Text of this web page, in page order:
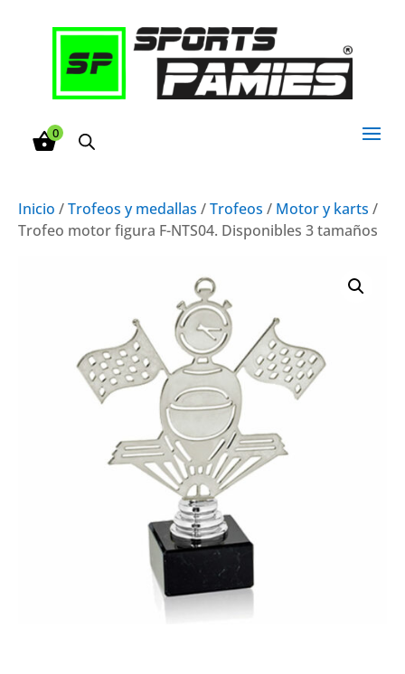
0
Inicio /Trofeos y medallas /Trofeos / Motor y karts /
Trofeo motor figura F-NTS04. Disponibles 3 tamaños